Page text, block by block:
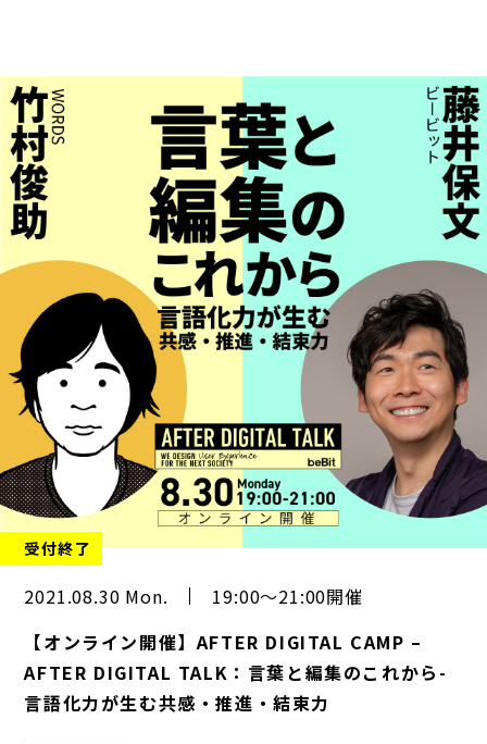
受付終了
2021.08.30 Mon.
19:00～21:00開催
【オンライン開催】AFTER DIGITAL CAMP –
AFTER DIGITAL TALK：言葉と編集のこれから-
言語化力が生む共感・推進・結束力